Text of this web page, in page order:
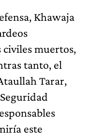
Khawaja
civiles muertos,
tanto, el
Tarar,
este